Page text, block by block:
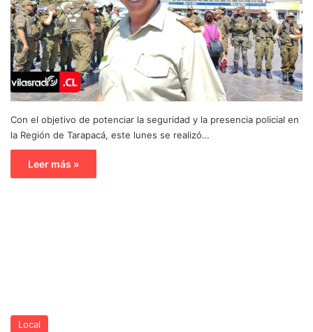
Con el objetivo de potenciar la seguridad y la presencia policial en
la Región de Tarapacá, este lunes se realizó…
Leer más »
Local